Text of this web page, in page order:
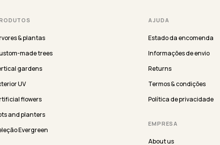
& plantas
made trees
gardens
UV
flowers
and planters
Evergreen
AJUDA
Estado da encomenda
Informações de envio
Returns
Termos & condições
Política de privacidade
EMPRESA
About us